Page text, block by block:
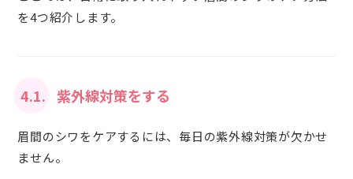
を4つ紹介します。
4.1. 紫外線対策をする
眉間のシワをケアするには、毎日の紫外線対策が欠かせ
ません。